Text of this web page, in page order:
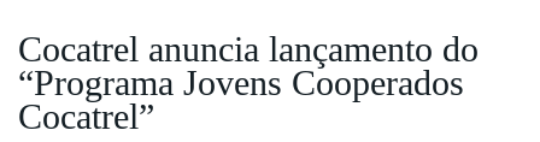
Cocatrel anuncia lançamento do
“Programa Jovens Cooperados
Cocatrel”